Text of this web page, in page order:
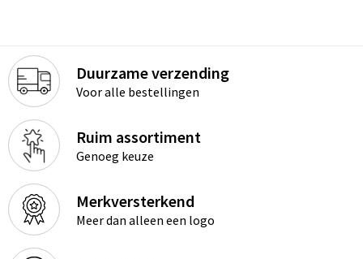
Paraplu's
Persoonlijke verzorging
Reisbenodigdheden
Schrijfwaren
Sinterklaas
Jute tassen
Katoenen draagtassen
Kledingtassen
Koeltassen en Koelboxen
Koffers en Trolleys
Overhemden
Peuters en Baby's
Polo's
Regenkleding
Schoenen
Vesten
Zweetbandjes
Trainingspakken
Kleding sets
Polo's
Reflecterende polo's
Reflecterende vesten
Regenkleding
Schoenen
Duurzame verzending
Voor alle bestellingen
Ruim assortiment
Genoeg keuze
Merkversterkend
Meer dan alleen een logo